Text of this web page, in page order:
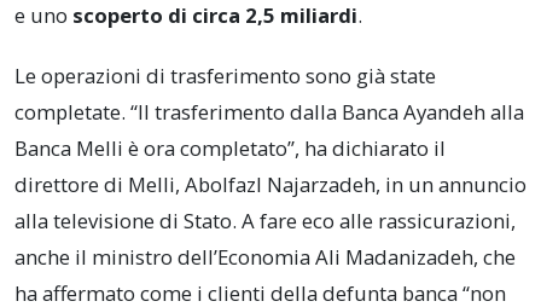
e uno scoperto di circa 2,5 miliardi.
Le operazioni di trasferimento sono già state
completate. “Il trasferimento dalla Banca Ayandeh alla
Banca Melli è ora completato”, ha dichiarato il
direttore di Melli, Abolfazl Najarzadeh, in un annuncio
alla televisione di Stato. A fare eco alle rassicurazioni,
anche il ministro dell’Economia Ali Madanizadeh, che
ha affermato come i clienti della defunta banca “non